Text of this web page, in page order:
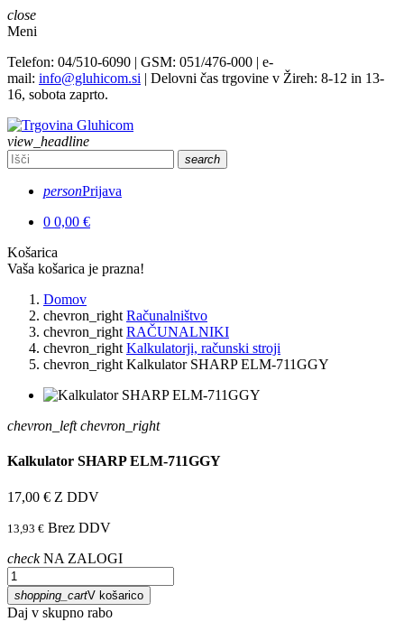
close
Meni
Telefon: 04/510-6090 | GSM: 051/476-000 | e-
mail: info@gluhicom.si | Delovni čas trgovine v Žireh: 8-12 in 13-
16, sobota zaprto.
view_headline
search
personPrijava
0 0,00 €
Košarica
Vaša košarica je prazna!
Domov
chevron_right Računalništvo
chevron_right RAČUNALNIKI
chevron_right Kalkulatorji, računski stroji
chevron_right Kalkulator SHARP ELM-711GGY
chevron_left chevron_right
Kalkulator SHARP ELM-711GGY
17,00 € Z DDV
13,93 € Brez DDV
checkNA ZALOGI
shopping_cartV košarico
Daj v skupno rabo